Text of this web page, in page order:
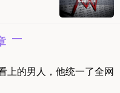
上的男人，他统一了全网